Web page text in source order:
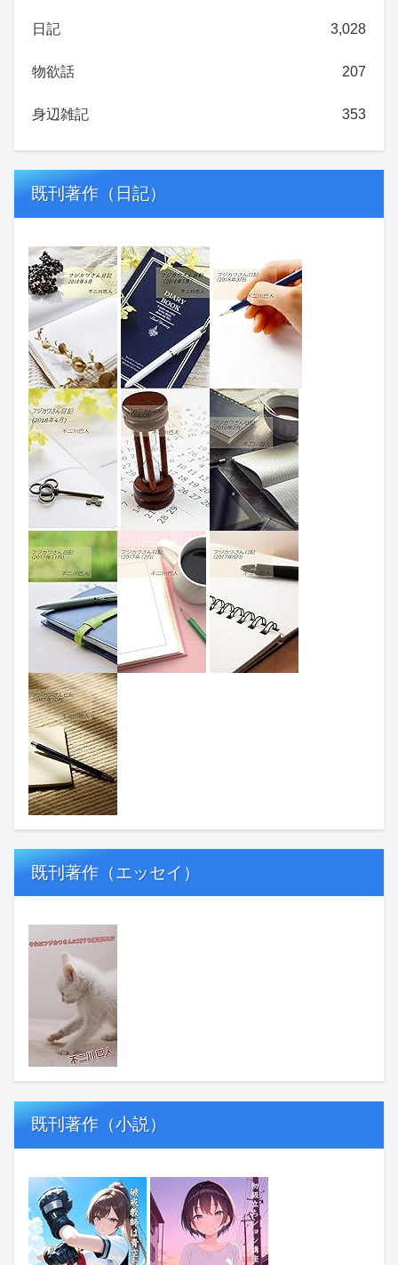
日記 3,028
物欲話 207
身辺雑記 353
既刊著作（日記）
既刊著作（エッセイ）
既刊著作（小説）